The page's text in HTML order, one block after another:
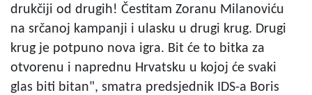
drukčiji od drugih! Čestitam Zoranu Milanoviću
na srčanoj kampanji i ulasku u drugi krug. Drugi
krug je potpuno nova igra. Bit će to bitka za
otvorenu i naprednu Hrvatsku u kojoj će svaki
glas biti bitan", smatra predsjednik IDS-a Boris